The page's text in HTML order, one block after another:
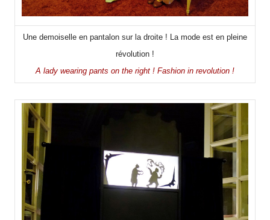
Une demoiselle en pantalon sur la droite ! La mode est en pleine
révolution !
A lady wearing pants on the right ! Fashion in revolution !